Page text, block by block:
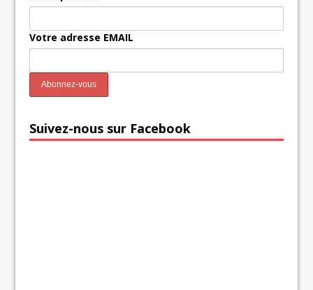
Votre adresse EMAIL
Suivez-nous sur Facebook